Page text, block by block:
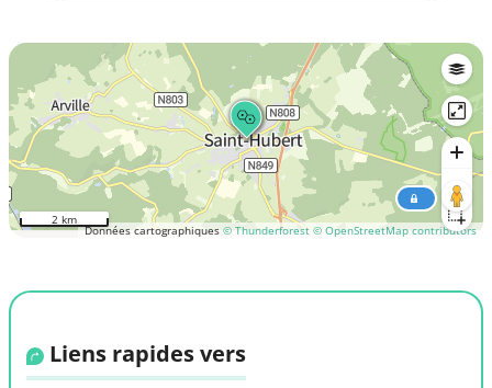
Données cartographiques © Thunderforest © OpenStreetMap contributors
2 km
Liens rapides vers